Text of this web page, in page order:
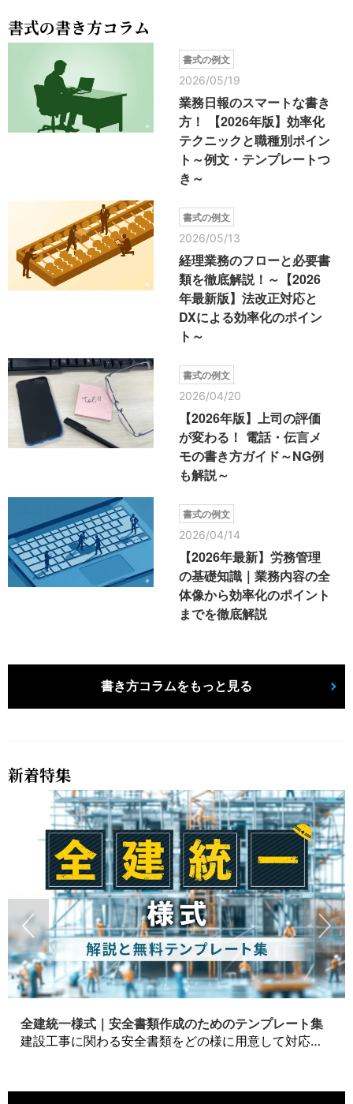
書式の書き方コラム
書式の例文
2026/05/19
業務日報のスマートな書き
方！ 【2026年版】効率化
テクニックと職種別ポイン
ト～例文・テンプレートつ
き～
書式の例文
2026/05/13
経理業務のフローと必要書
類を徹底解説！～【2026
年最新版】法改正対応と
DXによる効率化のポイン
ト～
書式の例文
2026/04/20
【2026年版】上司の評価
が変わる！ 電話・伝言メ
モの書き方ガイド～NG例
も解説～
書式の例文
2026/04/14
【2026年最新】労務管理
の基礎知識｜業務内容の全
体像から効率化のポイント
までを徹底解説
書き方コラムをもっと見る
新着特集
全建統一様式｜安全書類作成のためのテンプレート集
建設工事に関わる安全書類をどの様に用意して対応するか？関連書式テンプレートから書き方の注意点などの役立つコラムをbizoceanがお届けします。